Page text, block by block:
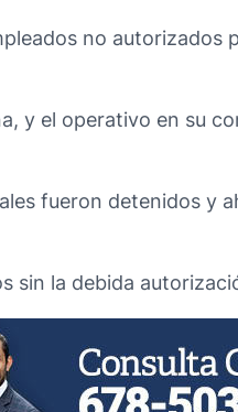
no autorizados
y el operativo en su
fueron detenidos y
sin la debida